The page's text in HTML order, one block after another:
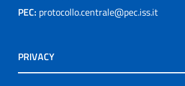
PEC: protocollo.centrale@pec.iss.it
PRIVACY